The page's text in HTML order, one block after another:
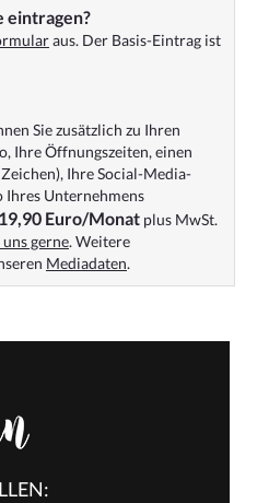
eintragen?
aus. Der Basis-Eintrag ist
Sie zusätzlich zu Ihren
Ihre Öffnungszeiten, einen
Ihre Social-Media-
Ihres Unternehmens
Euro/Monat plus MwSt.
gerne. Weitere
Mediadaten.